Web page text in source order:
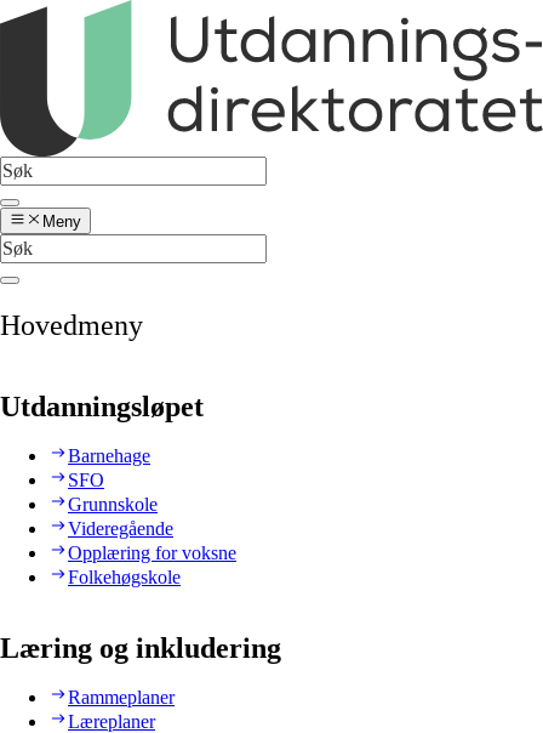
Meny
Hovedmeny
Utdanningsløpet
Barnehage
SFO
Grunnskole
Videregående
Opplæring for voksne
Folkehøgskole
Læring og inkludering
Rammeplaner
Læreplaner